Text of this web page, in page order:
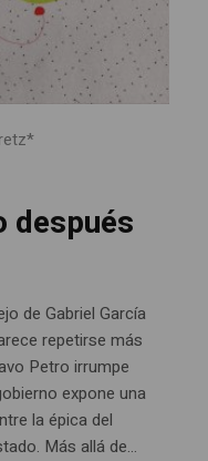
después
de Gabriel García
repetirse más
Petro irrumpe
expone una
la épica del
Más allá de...